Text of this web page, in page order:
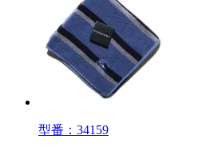
型番：34159